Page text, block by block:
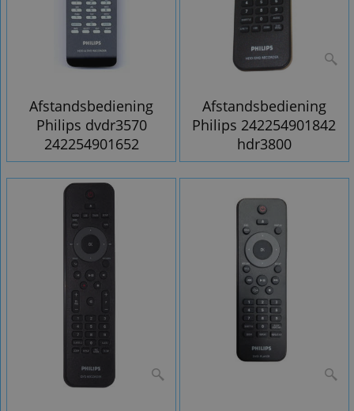
Afstandsbediening
Philips dvdr3570
242254901652
Afstandsbediening
Philips 242254901842
hdr3800